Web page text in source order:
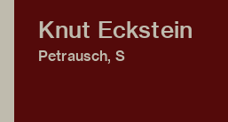
Knut Eckstein
Petrausch, S